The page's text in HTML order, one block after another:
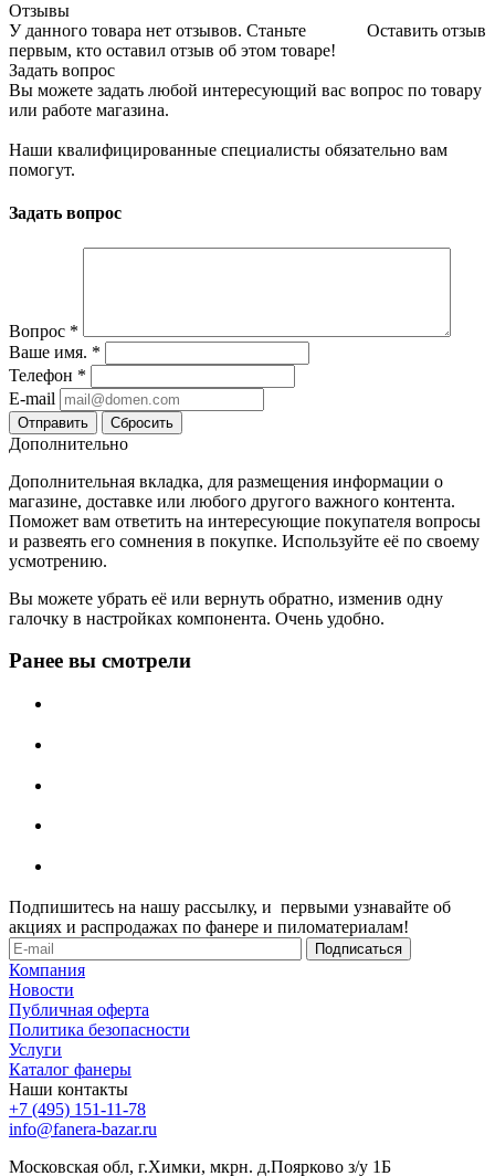
Отзывы
Оставить отзыв
У данного товара нет отзывов. Станьте
первым, кто оставил отзыв об этом товаре!
Задать вопрос
Вы можете задать любой интересующий вас вопрос по товару
или работе магазина.
Наши квалифицированные специалисты обязательно вам
помогут.
Задать вопрос
Вопрос *
Ваше имя. *
Телефон *
E-mail
Сбросить
Дополнительно
Дополнительная вкладка, для размещения информации о
магазине, доставке или любого другого важного контента.
Поможет вам ответить на интересующие покупателя вопросы
и развеять его сомнения в покупке. Используйте её по своему
усмотрению.
Вы можете убрать её или вернуть обратно, изменив одну
галочку в настройках компонента. Очень удобно.
Ранее вы смотрели
Подпишитесь на нашу рассылку, и первыми узнавайте об
акциях и распродажах по фанере и пиломатериалам!
Компания
Новости
Публичная оферта
Политика безопасности
Услуги
Каталог фанеры
Наши контакты
+7 (495) 151-11-78
info@fanera-bazar.ru
Московская обл, г.Химки, мкрн. д.Поярково з/у 1Б